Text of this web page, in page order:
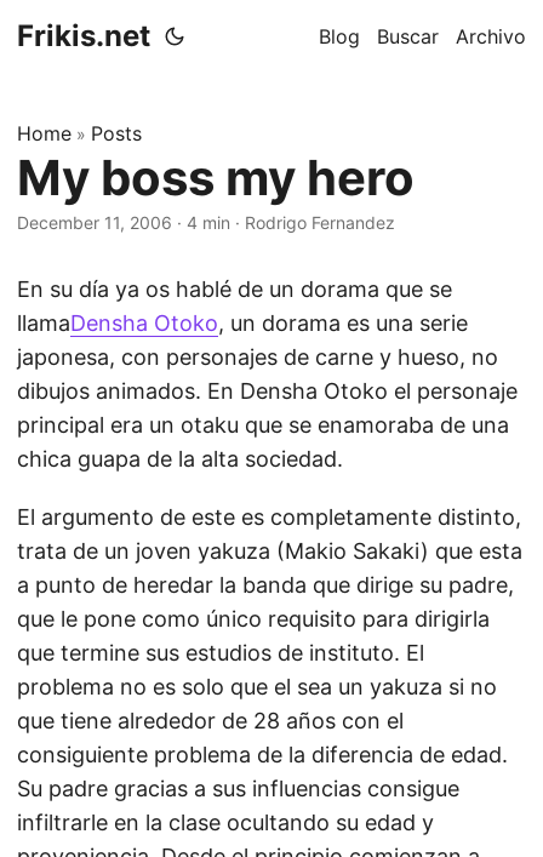
Frikis.net Blog Buscar Archivo
Home » Posts
My boss my hero
December 11, 2006 · 4 min · Rodrigo Fernandez
En su día ya os hablé de un dorama que se
llamaDensha Otoko, un dorama es una serie
japonesa, con personajes de carne y hueso, no
dibujos animados. En Densha Otoko el personaje
principal era un otaku que se enamoraba de una
chica guapa de la alta sociedad.
El argumento de este es completamente distinto,
trata de un joven yakuza (Makio Sakaki) que esta
a punto de heredar la banda que dirige su padre,
que le pone como único requisito para dirigirla
que termine sus estudios de instituto. El
problema no es solo que el sea un yakuza si no
que tiene alrededor de 28 años con el
consiguiente problema de la diferencia de edad.
Su padre gracias a sus influencias consigue
infiltrarle en la clase ocultando su edad y